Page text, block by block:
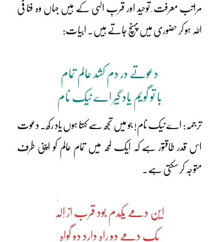
مراتب معرفت ِ توحید اور قربِ الٰہی کے ہیں جہاں وہ فنا فی
اللہ ہو کر حضوری میں پہنچ جاتے ہیں۔ ابیات:
دعوتے در دم کشد عالم تمام
با تو گویم یاد گیر اے نیک نام
ترجمہ: اے نیک نام! جو میں تجھ سے کہتا ہوں یاد رکھ۔ دعوت
اس قدر طاقتور ہے کہ ایک لمحہ میں تمام عالم کو اپنی طرف
متوجہ کر سکتی ہے۔
این دمے یکدم بود قرب از اِلٰہ
یک دمے دو راہ دارد دو گواہ